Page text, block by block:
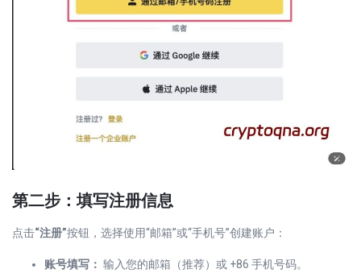
第二步：填写注册信息
点击“注册”按钮，选择使用“邮箱”或“手机号”创建账户：
账号填写： 输入您的邮箱（推荐）或 +86 手机号码。